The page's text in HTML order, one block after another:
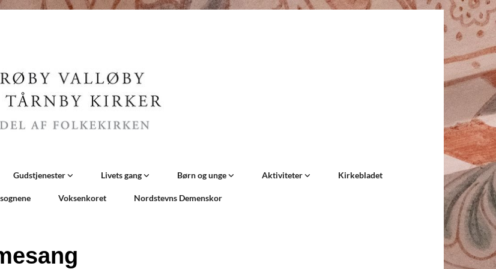
Gudstjenester Livets gang Børn og unge Aktiviteter Kirkebladet
Voksenkoret Nordstevns Demenskor